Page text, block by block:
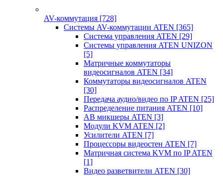
AV-коммутация [728]
Системы AV-коммутации ATEN [365]
Система управления ATEN [29]
Системы управления ATEN UNIZON
[5]
Матричные коммутаторы
видеосигналов ATEN [34]
Коммутаторы видеосигналов ATEN
[30]
Передача аудио/видео по IP ATEN [25]
Распределение питания ATEN [10]
АВ микшеры ATEN [3]
Модули KVM ATEN [2]
Усилители ATEN [7]
Процессоры видеостен ATEN [7]
Матричная система KVM по IP ATEN
[1]
Видео разветвители ATEN [30]